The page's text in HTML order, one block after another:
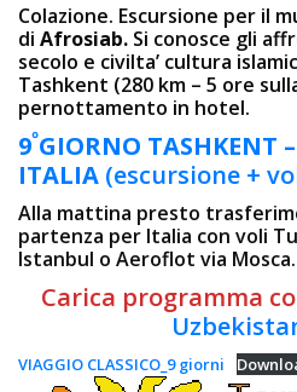
Colazione. Escursione per il
di Afrosiab. Si conosce gli
secolo e civilta’ cultura
Tashkent (280 km – 5 ore
pernottamento in hotel.
9ºGIORNO TASHKENT –
ITALIA (escursione +
Alla mattina presto
partenza per Italia con voli
Istanbul o Aeroflot via Mosca.
Carica programma
VIAGGIO CLASSICO_9 giorni